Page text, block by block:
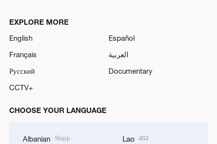
EXPLORE MORE
English
Español
Français
العربية
Русский
Documentary
CCTV+
CHOOSE YOUR LANGUAGE
Albanian Shqip Lao ລາວ